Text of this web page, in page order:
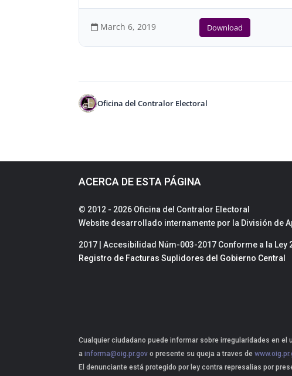
March 6, 2019 Download
Oficina del Contralor Electoral
ACERCA DE ESTA PÁGINA
© 2012 - 2026 Oficina del Contralor Electoral
Website desarrollado internamente por la División de
2017 | Accesibilidad Núm-003-2017 Conforme a la Ley
Registro de Facturas Suplidores del Gobierno Central
Cualquier ciudadano puede informar sobre irregularidades en
ainforma@oig.pr.gov o presente su queja a traves de
El denunciante está protegido por ley contra represalias por